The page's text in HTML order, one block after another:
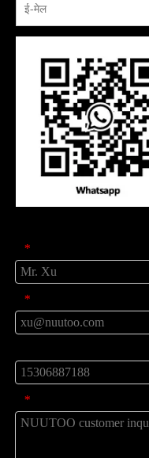
*
*
*